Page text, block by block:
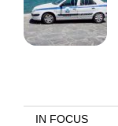
IN FOCUS